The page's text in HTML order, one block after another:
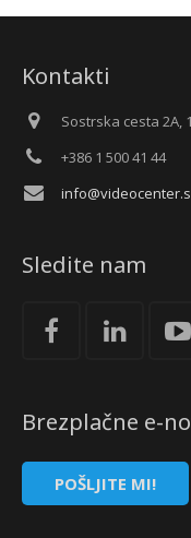
Kontakti
Sostrska cesta 2A,
+386 1 500 41 44
Sledite nam
Brezplačne e-
POŠLJITE MI!